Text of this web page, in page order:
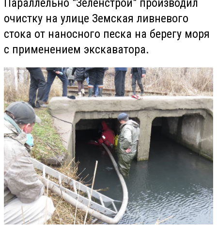
очистку на улице Земская ливневого
стока от наносного песка на берегу моря
с применением экскаватора.